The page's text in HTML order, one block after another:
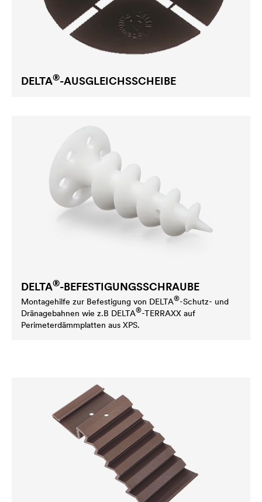
DELTA®-AUSGLEICHSSCHEIBE
DELTA®-BEFESTIGUNGSSCHRAUBE
Montagehilfe zur Befestigung von DELTA®-Schutz- und
Dränagebahnen wie z.B DELTA®-TERRAXX auf
Perimeterdämmplatten aus XPS.